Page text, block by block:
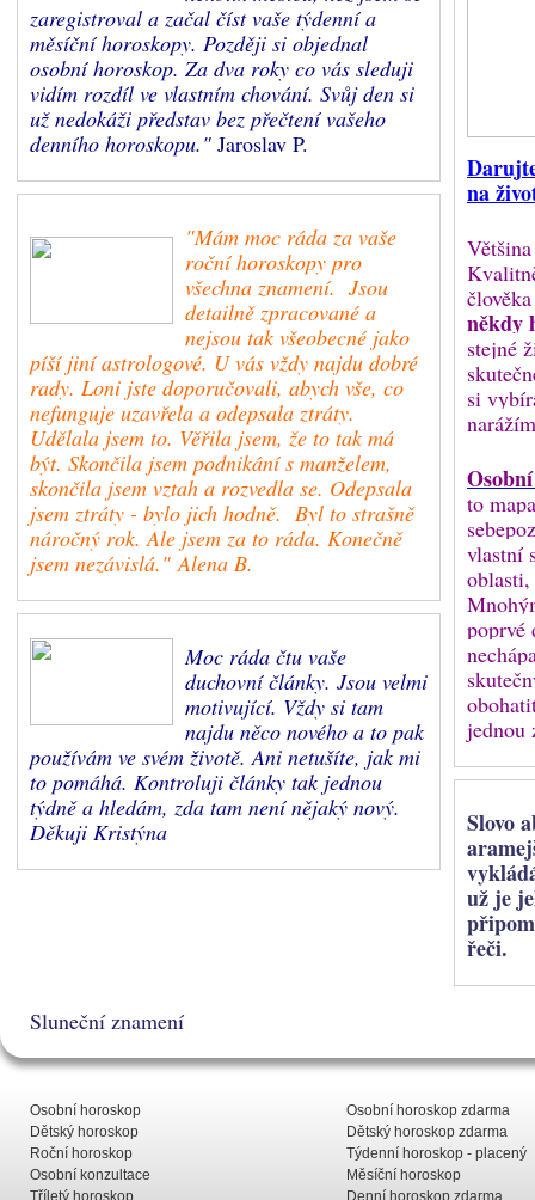
zaregistroval a začal číst vaše týdenní a
měsíční horoskopy. Později si objednal
osobní horoskop. Za dva roky co vás sleduji
vidím rozdíl ve vlastním chování. Svůj den si
už nedokáži představ bez přečtení vašeho
denního horoskopu." Jaroslav P.
"Mám moc ráda za vaše
roční horoskopy pro
všechna znamení. Jsou
detailně zpracované a
nejsou tak všeobecné jako
píší jiní astrologové. U vás vždy najdu dobré
rady. Loni jste doporučovali, abych vše, co
nefunguje uzavřela a odepsala ztráty.
Udělala jsem to. Věřila jsem, že to tak má
být. Skončila jsem podnikání s manželem,
skončila jsem vztah a rozvedla se. Odepsala
jsem ztráty - bylo jich hodně. Byl to strašně
náročný rok. Ale jsem za to ráda. Konečně
jsem nezávislá." Alena B.
Moc ráda čtu vaše
duchovní články. Jsou velmi
motivující. Vždy si tam
najdu něco nového a to pak
používám ve svém životě. Ani netušíte, jak mi
to pomáhá. Kontroluji články tak jednou
týdně a hledám, zda tam není nějaký nový.
Děkuji Kristýna
na
někdy
stejné
si
to
vlastní
poprvé
jednou
Slovo
už je
řeči.
Sluneční znamení
Osobní horoskop
Dětský horoskop
Roční horoskop
Osobní konzultace
Tříletý horoskop
Osobní horoskop zdarma
Dětský horoskop zdarma
Týdenní horoskop - placený
Měsíční horoskop
Denní horoskop zdarma